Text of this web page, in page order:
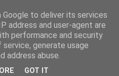
to deliver its services
address and user-agent are
performance and security
generate usage
address abuse.
GOT IT